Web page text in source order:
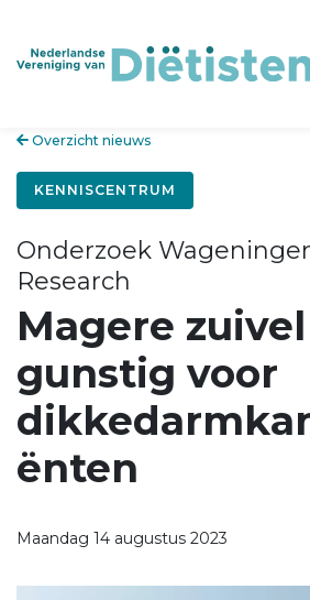
Overzicht nieuws
KENNISCENTRUM
Onderzoek
Research
Magere
gunstig voor
ënten
Maandag 14 augustus 2023